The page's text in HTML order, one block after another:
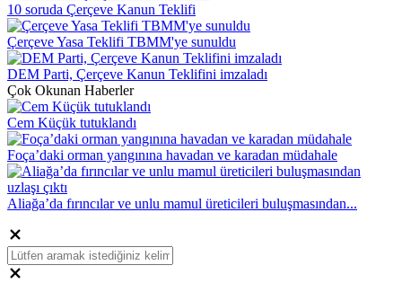
10 soruda Çerçeve Kanun Teklifi
Çerçeve Yasa Teklifi TBMM'ye sunuldu
DEM Parti, Çerçeve Kanun Teklifini imzaladı
Çok Okunan Haberler
Cem Küçük tutuklandı
Foça’daki orman yangınına havadan ve karadan müdahale
Aliağa’da fırıncılar ve unlu mamul üreticileri buluşmasından...